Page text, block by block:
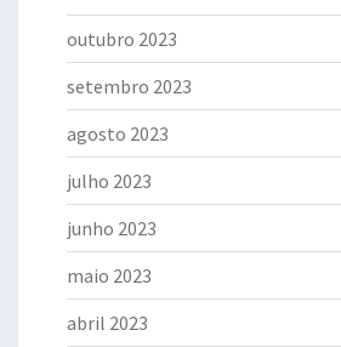
outubro 2023
setembro 2023
agosto 2023
julho 2023
junho 2023
maio 2023
abril 2023